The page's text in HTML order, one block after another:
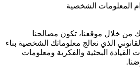
المعلومات الشخصية
من خلال موقعنا، تكون مصالحنا
الذي نعالج معلوماتك الشخصية بناء
القيادة البحثية والفكرية ومعلومات